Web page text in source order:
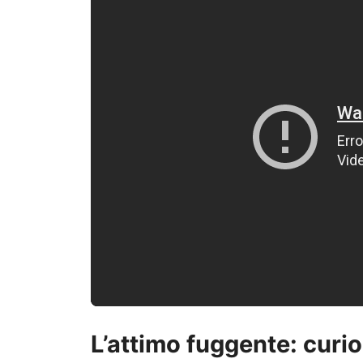
L’attimo fuggente: